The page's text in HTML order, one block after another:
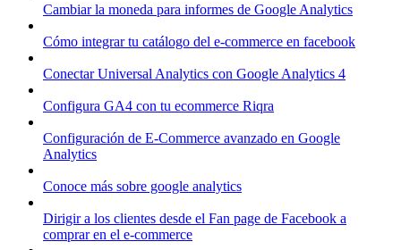
Cambiar la moneda para informes de Google Analytics
Cómo integrar tu catálogo del e-commerce en facebook
Conectar Universal Analytics con Google Analytics 4
Configura GA4 con tu ecommerce Riqra
Configuración de E-Commerce avanzado en Google
Analytics
Conoce más sobre google analytics
Dirigir a los clientes desde el Fan page de Facebook a
comprar en el e-commerce